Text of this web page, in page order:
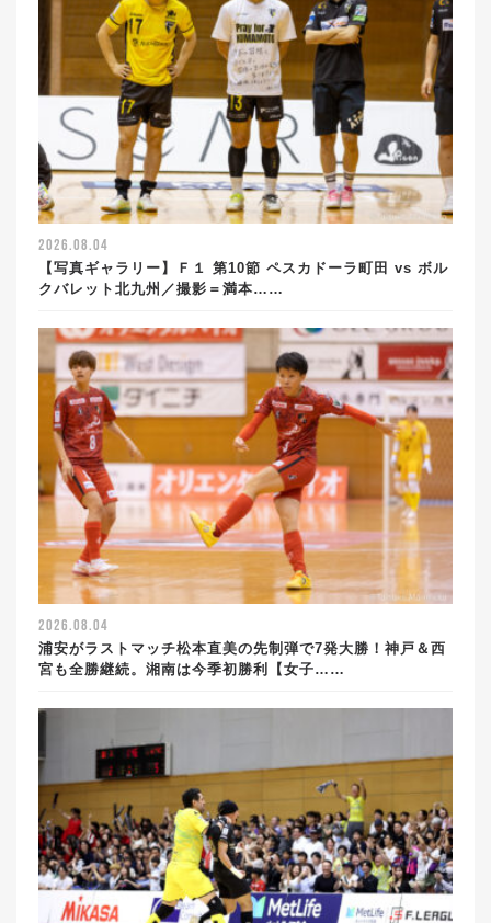
2026.08.04
【写真ギャラリー】Ｆ１ 第10節 ペスカドーラ町田 vs ボル
クバレット北九州／撮影＝満本……
2026.08.04
浦安がラストマッチ松本直美の先制弾で7発大勝！神戸＆西
宮も全勝継続。湘南は今季初勝利【女子……